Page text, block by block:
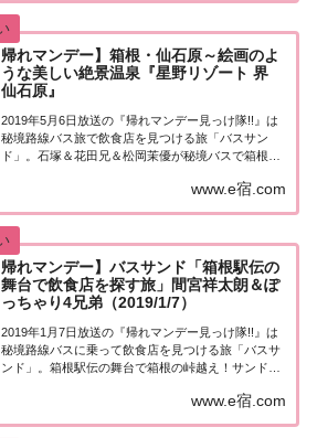
帰れマンデー】箱根・仙石原～絵画のよ
うな美しい絶景温泉『星野リゾート 界
仙石原』
2019年5月6日放送の『帰れマンデー見っけ隊!!』は
秘境路線バス旅で飲食店を見つける旅「バスサン
ド」。石塚＆花田兄＆松岡茉優が秘境バスで箱根峠
野リゾート 界 仙石原」についてまとめました。く
www.e宿.com
帰れマンデー】バスサンド「箱根駅伝の
舞台で飲食店を探す旅」間宮祥太朗＆ぽ
っちゃり4兄弟（2019/1/7）
2019年1月7日放送の『帰れマンデー見っけ隊!!』は
秘境路線バスに乗って飲食店を見つける旅「バスサ
ンド」。箱根駅伝の舞台で箱根の峠越え！サンドイ
英彦＆柳原可奈子！果たして飲食店は見つかるの
www.e宿.com